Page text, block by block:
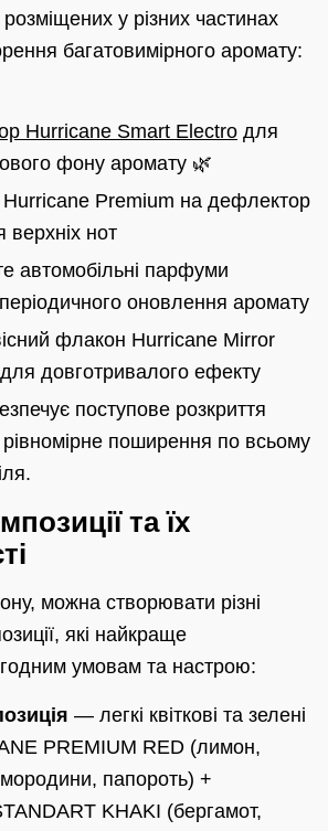
у різних частинах
багатовимірного аромату:
Hurricane Smart Electro для
фону аромату 🌿
Premium на дефлектор
нот
автомобільні парфуми
оновлення аромату
флакон Hurricane Mirror
довготривалого ефекту
поступове розкриття
поширення по всьому
та їх
можна створювати різні
які найкраще
умовам та настрою:
— легкі квіткові та зелені
PREMIUM RED (лимон,
папороть) +
KHAKI (бергамот,